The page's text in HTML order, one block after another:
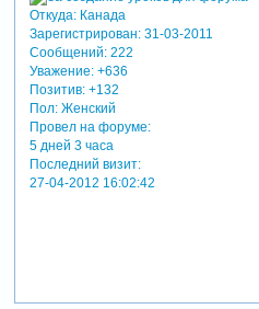
Откуда:Канада
Зарегистрирован: 31-03-2011
Сообщений:222
Уважение: +636
Позитив: +132
Пол:Женский
Провел на форуме:
5 дней 3 часа
Последний визит:
27-04-2012 16:02:42